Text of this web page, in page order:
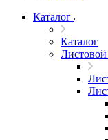
Каталог
Каталог
Листовой